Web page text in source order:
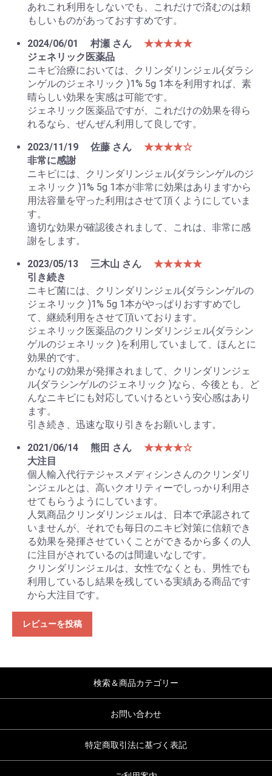
あれこれ利用をしないでも、これだけで済むのは頼
もしいものがあっておすすめです。
2024/06/01
村瀬 さん
★★★★★
ジェネリック医薬品
ニキビ治療においては、クリンダリンジェル(ダラシ
ンゲルのジェネリック )1% 5g 1本を利用すれば、素
晴らしい効果を実感は可能です。
ジェネリック医薬品ですが、これだけの効果を得ら
れるなら、ぜんぜん利用して良しです。
2023/11/19
佐藤 さん
★★★★☆
非常に感謝
ニキビには、クリンダリンジェル(ダラシンゲルのジ
ェネリック )1% 5g 1本が非常に効果はありますから
用法容量を守った利用はさせて頂くようにしていま
す。
適切な効果が確認後されまして、これは、非常に感
謝をします。
2023/05/13
三木山 さん
★★★★★
引き続き
ニキビ菌には、クリンダリンジェル(ダラシンゲルの
ジェネリック )1% 5g 1本がやっぱりおすすめでし
て、継続利用をさせて頂いております。
ジェネリック医薬品のクリンダリンジェル(ダラシン
ゲルのジェネリック )を利用していまして、ほんとに
効果的です。
かなりの効果が発揮されまして、クリンダリンジェ
ル(ダラシンゲルのジェネリック )なら、今後とも、ど
んなニキビにも対応していけるという安心感はあり
ます。
引き続き、迅速な取り引きをお願いします。
2021/06/14
熊田 さん
★★★★☆
大注目
個人輸入代行テジャスメディシンさんのクリンダリ
ンジェルとは、高いクオリティーでしっかり利用さ
せてもらうようにしています。
人気商品クリンダリンジェルは、日本で承認されて
いませんが、それでも毎日のニキビ対策に信頼でき
る効果を発揮させていくことができるから多くの人
に注目がされているのは間違いなしです。
クリンダリンジェルは、女性でなくとも、男性でも
利用しているし結果を残している実績ある商品です
から大注目です。
レビューを投稿
検索＆商品カテゴリー
お問い合わせ
特定商取引法に基づく表記